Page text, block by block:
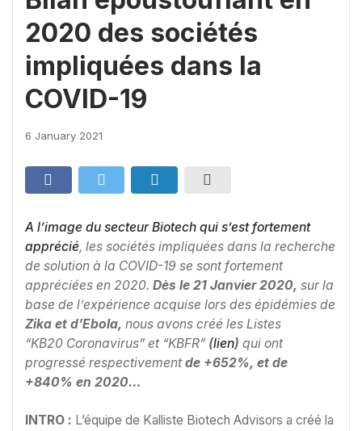
2020 des sociétés
impliquées dans la
COVID-19
6 January 2021
A l’image du secteur Biotech qui s’est fortement
apprécié, les sociétés impliquées dans la recherche
de solution à la COVID-19 se sont fortement
appréciées en 2020. Dès le 21 Janvier 2020, sur la
base de l’expérience acquise lors des épidémies de
Zika et d’Ebola, nous avons créé les Listes
“KB20 Coronavirus” et “KBFR”(lien) qui ont
progressé respectivementde +652%, et de
+840% en 2020…
INTRO : L’équipe de Kalliste Biotech Advisors a créé la